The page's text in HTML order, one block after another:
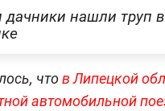
нашли труп
чтов Липецкой
автомобильной